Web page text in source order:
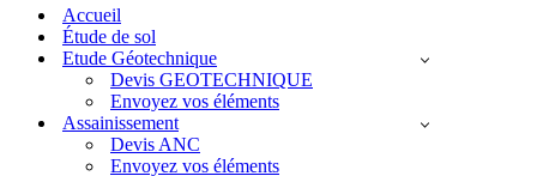
navigationAccueil
Étude de sol
Etude Géotechnique
Devis GEOTECHNIQUE
Envoyez vos éléments
Assainissement
Devis ANC
Envoyez vos éléments